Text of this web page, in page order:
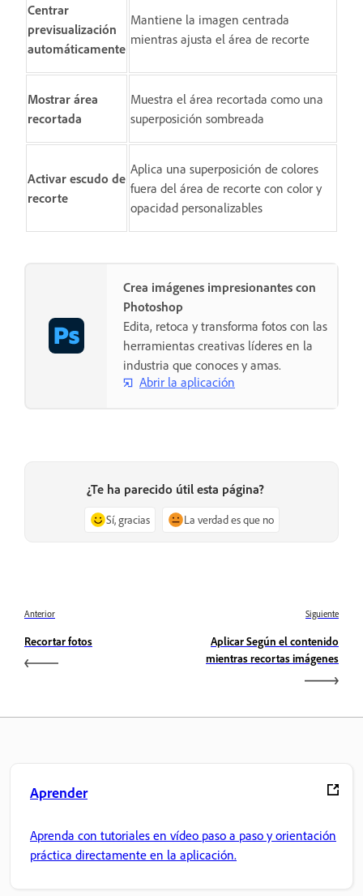
Centrar
previsualización
automáticamente
Mantiene la imagen centrada
mientras ajusta el área de recorte
Mostrar área
recortada
Muestra el área recortada como una
superposición sombreada
Activar escudo de
recorte
Aplica una superposición de colores
fuera del área de recorte con color y
opacidad personalizables
Crea imágenes impresionantes con
Photoshop
Edita, retoca y transforma fotos con las
herramientas creativas líderes en la
industria que conoces y amas.
Abrir la aplicación
¿Te ha parecido útil esta página?
Sí, gracias La verdad es que no
Anterior
Recortar fotos
Siguiente
Aplicar Según el contenido
mientras recortas imágenes
Aprender
Aprenda con tutoriales en vídeo paso a paso y orientación
práctica directamente en la aplicación.